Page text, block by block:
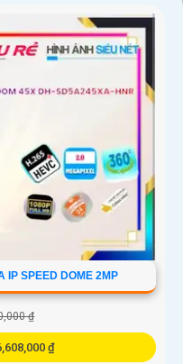
IP SPEED DOME 2MP
₫
₫